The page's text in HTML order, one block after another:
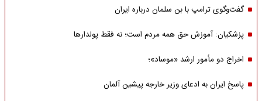
گفت‌وگوی ترامپ با بن سلمان درباره ایران
پزشکیان: آموزش حق همه مردم است؛ نه فقط پولدارها
اخراج دو مأمور ارشد «موساد»؛
پاسخ ایران به ادعای وزیر خارجه پیشین آلمان